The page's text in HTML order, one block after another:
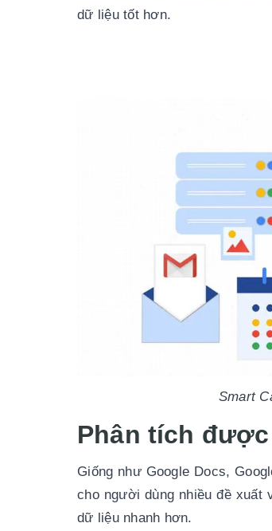
dữ liệu tốt hơn.
Smart
Phân tích
Giống như Google Docs,
cho người dùng nhiều đề
dữ liệu nhanh hơn.